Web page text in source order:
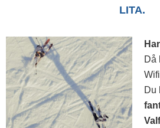
LITA.
Då
Du